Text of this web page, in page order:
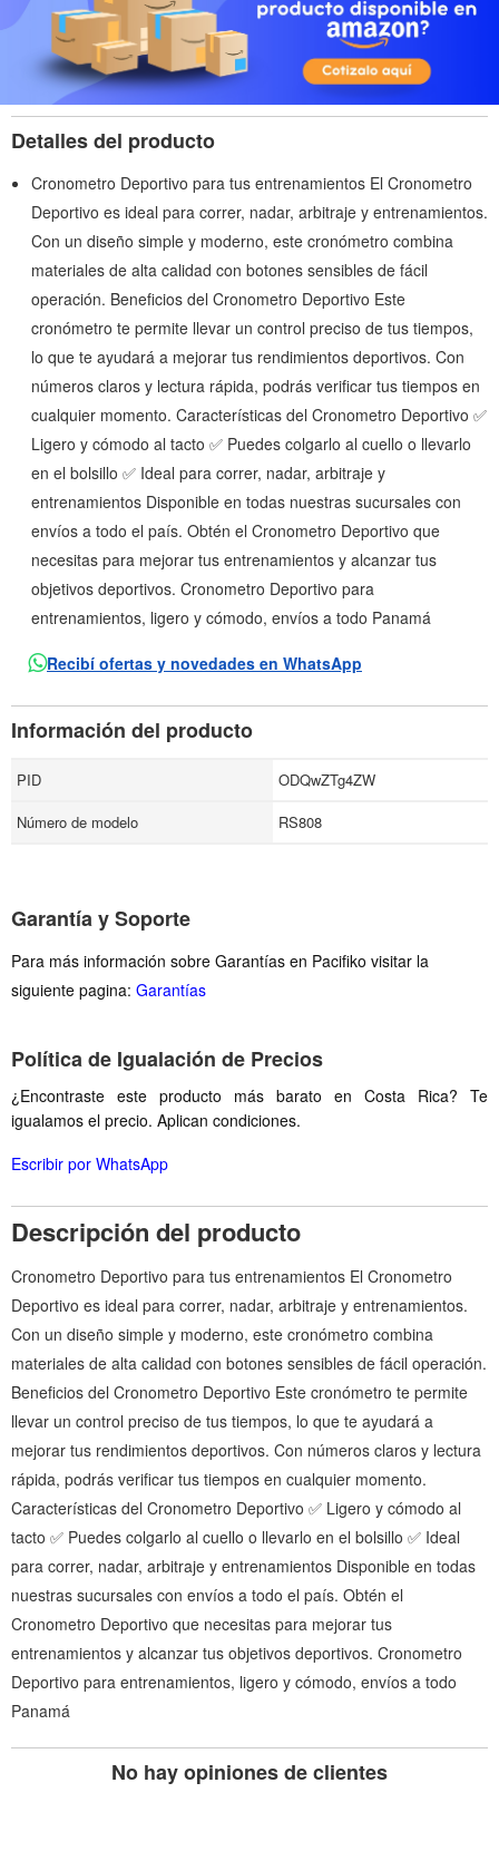
Detalles del producto
Cronometro Deportivo para tus entrenamientos El Cronometro
Deportivo es ideal para correr, nadar, arbitraje y entrenamientos.
Con un diseño simple y moderno, este cronómetro combina
materiales de alta calidad con botones sensibles de fácil
operación. Beneficios del Cronometro Deportivo Este
cronómetro te permite llevar un control preciso de tus tiempos,
lo que te ayudará a mejorar tus rendimientos deportivos. Con
números claros y lectura rápida, podrás verificar tus tiempos en
cualquier momento. Características del Cronometro Deportivo ✅
Ligero y cómodo al tacto ✅ Puedes colgarlo al cuello o llevarlo
en el bolsillo ✅ Ideal para correr, nadar, arbitraje y
entrenamientos Disponible en todas nuestras sucursales con
envíos a todo el país. Obtén el Cronometro Deportivo que
necesitas para mejorar tus entrenamientos y alcanzar tus
objetivos deportivos. Cronometro Deportivo para
entrenamientos, ligero y cómodo, envíos a todo Panamá
Recibí ofertas y novedades en WhatsApp
Información del producto
PID
ODQwZTg4ZW
Número de modelo
RS808
Garantía y Soporte
Para más información sobre Garantías en Pacifiko visitar la
siguiente pagina: Garantías
Política de Igualación de Precios
¿Encontraste este producto más barato en Costa Rica? Te
igualamos el precio. Aplican condiciones.
Escribir por WhatsApp
Descripción del producto
Cronometro Deportivo para tus entrenamientos El Cronometro
Deportivo es ideal para correr, nadar, arbitraje y entrenamientos.
Con un diseño simple y moderno, este cronómetro combina
materiales de alta calidad con botones sensibles de fácil operación.
Beneficios del Cronometro Deportivo Este cronómetro te permite
llevar un control preciso de tus tiempos, lo que te ayudará a
mejorar tus rendimientos deportivos. Con números claros y lectura
rápida, podrás verificar tus tiempos en cualquier momento.
Características del Cronometro Deportivo ✅ Ligero y cómodo al
tacto ✅ Puedes colgarlo al cuello o llevarlo en el bolsillo ✅ Ideal
para correr, nadar, arbitraje y entrenamientos Disponible en todas
nuestras sucursales con envíos a todo el país. Obtén el
Cronometro Deportivo que necesitas para mejorar tus
entrenamientos y alcanzar tus objetivos deportivos. Cronometro
Deportivo para entrenamientos, ligero y cómodo, envíos a todo
Panamá
No hay opiniones de clientes